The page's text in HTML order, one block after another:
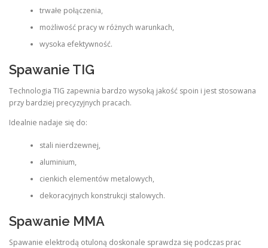
trwałe połączenia,
możliwość pracy w różnych warunkach,
wysoka efektywność.
Spawanie TIG
Technologia TIG zapewnia bardzo wysoką jakość spoin i jest stosowana
przy bardziej precyzyjnych pracach.
Idealnie nadaje się do:
stali nierdzewnej,
aluminium,
cienkich elementów metalowych,
dekoracyjnych konstrukcji stalowych.
Spawanie MMA
Spawanie elektrodą otuloną doskonale sprawdza się podczas prac